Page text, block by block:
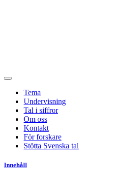
Tema
Undervisning
Tal i siffror
Om oss
Kontakt
För forskare
Stötta Svenska tal
Innehåll